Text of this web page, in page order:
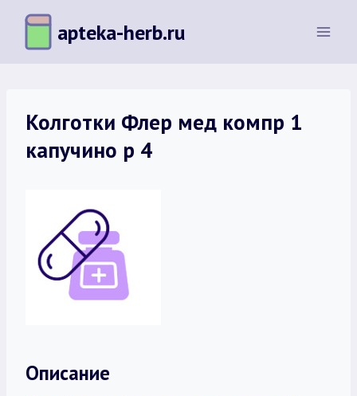
Перейти
содержимому
apteka-herb.ru
Колготки Флер мед компр 1
капучино р 4
Описание